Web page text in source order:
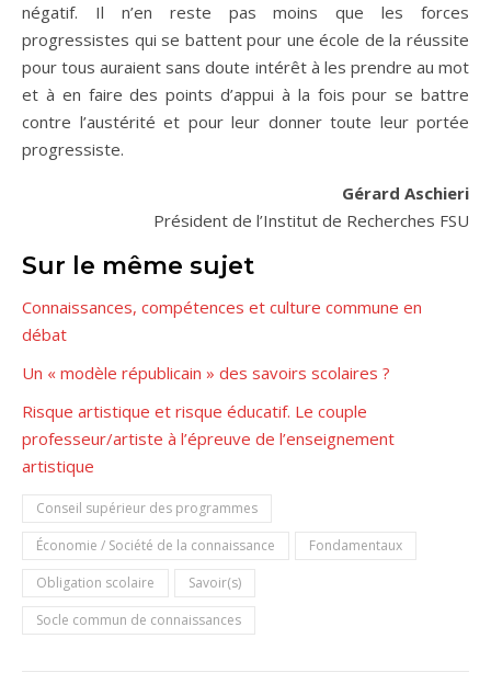
négatif. Il n’en reste pas moins que les forces
progressistes qui se battent pour une école de la réussite
pour tous auraient sans doute intérêt à les prendre au mot
et à en faire des points d’appui à la fois pour se battre
contre l’austérité et pour leur donner toute leur portée
progressiste.
Gérard Aschieri
Président de l’Institut de Recherches FSU
Sur le même sujet
Connaissances, compétences et culture commune en
débat
Un « modèle républicain » des savoirs scolaires ?
Risque artistique et risque éducatif. Le couple
professeur/artiste à l’épreuve de l’enseignement
artistique
Conseil supérieur des programmes
Économie / Société de la connaissance
Fondamentaux
Obligation scolaire
Savoir(s)
Socle commun de connaissances